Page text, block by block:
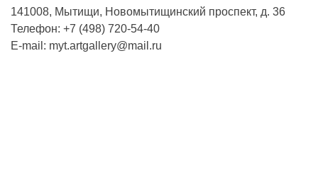
141008, Мытищи, Новомытищинский проспект, д. 36
Телефон: +7 (498) 720-54-40
Е-mail: myt.artgallery@mail.ru